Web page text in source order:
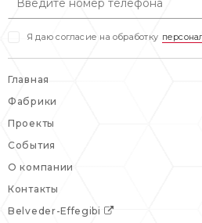
Я даю согласие на обработку
Главная
Фабрики
Проекты
События
О компании
Контакты
Belveder-Effegibi